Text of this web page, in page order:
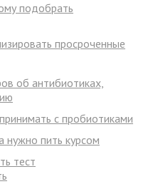
подобрать
просроченные
об антибиотиках,
с пробиотиками
нужно пить курсом
тест